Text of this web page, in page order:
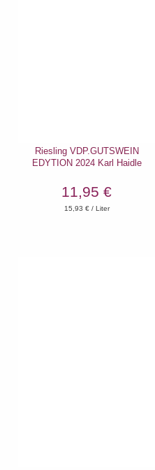
Riesling VDP.GUTSWEIN
EDYTION 2024 Karl Haidle
11,95 €
15,93 € / Liter